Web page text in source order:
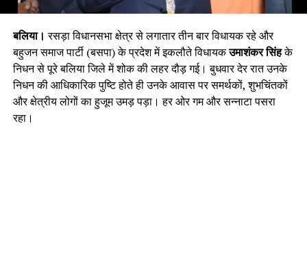
बलिया। रसड़ा विधानसभा क्षेत्र से लगातार तीन बार विधायक रहे और
बहुजन समाज पार्टी (बसपा) के प्रदेश में इकलौते विधायकउमाशंकर सिंहके
निधन से पूरे बलिया जिले में शोक की लहर दौड़ गई। बुधवार देर रात उनके
निधन की आधिकारिक पुष्टि होते ही उनके आवास पर समर्थकों, शुभचिंतकों
और क्षेत्रीय लोगों का हुजूम उमड़ पड़ा। हर ओर गम और सन्नाटा पसरा
रहा।